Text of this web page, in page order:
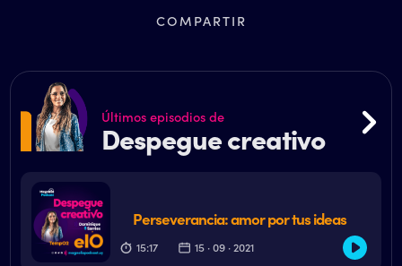
COMPARTIR
Últimos episodios de
Despegue creativo
Perseverancia: amor por tus ideas
15:17 15 · 09 · 2021